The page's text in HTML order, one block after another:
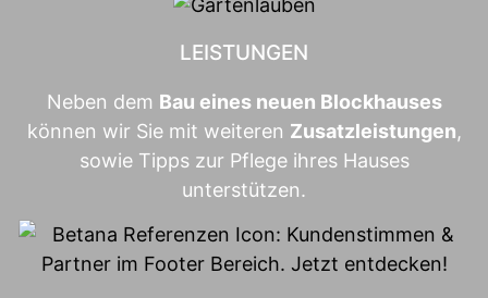
LEISTUNGEN
Neben dem Bau eines neuen Blockhauses
können wir Sie mit weiteren Zusatzleistungen,
sowie Tipps zur Pflege ihres Hauses
unterstützen.